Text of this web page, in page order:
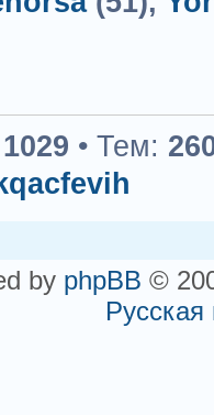
1029 • Тем:
by phpBB ©